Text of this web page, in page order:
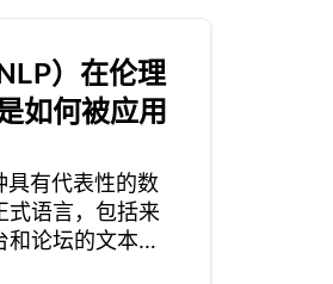
）在伦理
如何被应用
具有代表性的数
式语言，包括来
和论坛的文本。
非标准语言模